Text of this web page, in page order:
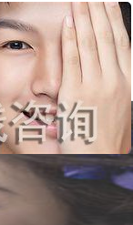
系我们